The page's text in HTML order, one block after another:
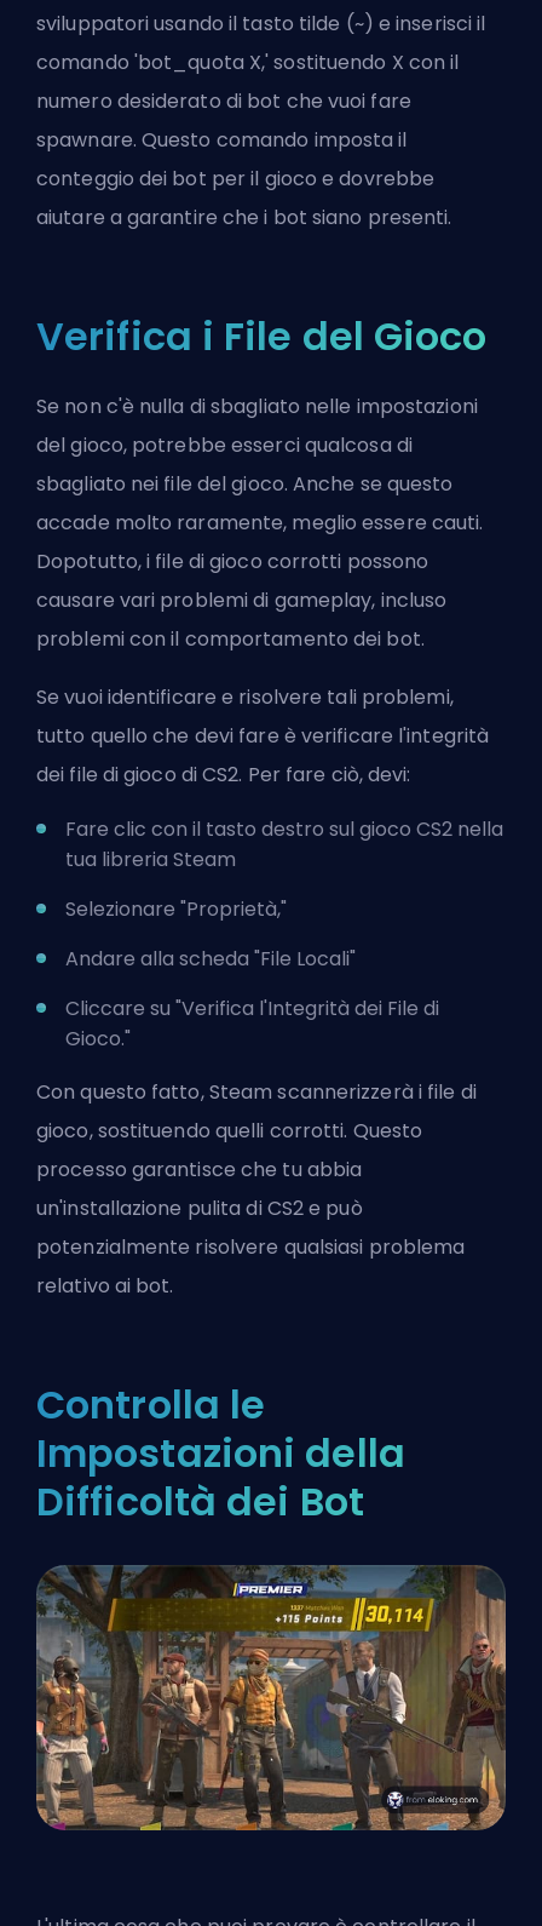
sviluppatori usando il tasto tilde (~) e inserisci il
comando 'bot_quota X,' sostituendo X con il
numero desiderato di bot che vuoi fare
spawnare. Questo comando imposta il
conteggio dei bot per il gioco e dovrebbe
aiutare a garantire che i bot siano presenti.
Verifica i File del Gioco
Se non c'è nulla di sbagliato nelle impostazioni
del gioco, potrebbe esserci qualcosa di
sbagliato nei file del gioco. Anche se questo
accade molto raramente, meglio essere cauti.
Dopotutto, i file di gioco corrotti possono
causare vari problemi di gameplay, incluso
problemi con il comportamento dei bot.
Se vuoi identificare e risolvere tali problemi,
tutto quello che devi fare è verificare l'integrità
dei file di gioco di CS2. Per fare ciò, devi:
Fare clic con il tasto destro sul gioco CS2 nella
tua libreria Steam
Selezionare "Proprietà,"
Andare alla scheda "File Locali"
Cliccare su "Verifica l'Integrità dei File di
Gioco."
Con questo fatto, Steam scannerizzerà i file di
gioco, sostituendo quelli corrotti. Questo
processo garantisce che tu abbia
un'installazione pulita di CS2 e può
potenzialmente risolvere qualsiasi problema
relativo ai bot.
Controlla le
Impostazioni della
Difficoltà dei Bot